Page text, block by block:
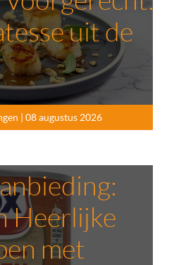
| 08 augustus 2026
uit de
Heerlijke
met